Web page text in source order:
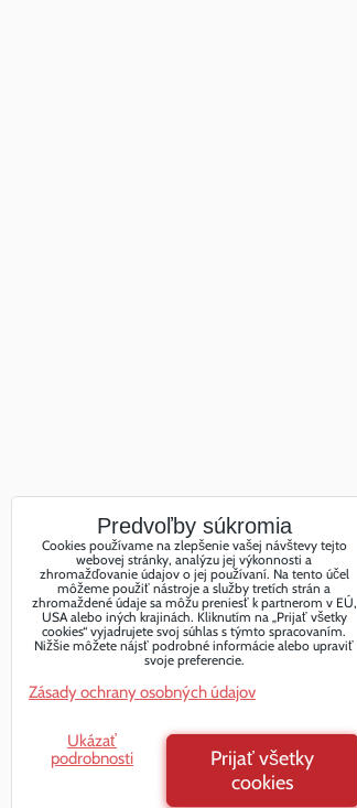
Predvoľby súkromia
Cookies používame na zlepšenie vašej návštevy tejto
webovej stránky, analýzu jej výkonnosti a
zhromažďovanie údajov o jej používaní. Na tento účel
môžeme použiť nástroje a služby tretích strán a
zhromaždené údaje sa môžu preniesť k partnerom v EÚ,
USA alebo iných krajinách. Kliknutím na „Prijať všetky
cookies“ vyjadrujete svoj súhlas s týmto spracovaním.
Nižšie môžete nájsť podrobné informácie alebo upraviť
svoje preferencie.
Zásady ochrany osobných údajov
Ukázať
podrobnosti
Prijať všetky
cookies